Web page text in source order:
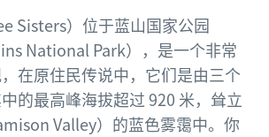
Sisters）位于蓝山国家公园
National Park），是一个非常
在原住民传说中，它们是由三个
的最高峰海拔超过 920 米，耸立
Valley）的蓝色雾霭中。你